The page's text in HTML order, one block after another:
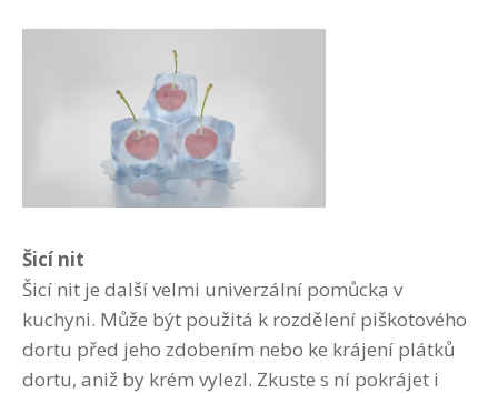
Šicí nit
Šicí nit je další velmi univerzální pomůcka v
kuchyni. Může být použitá k rozdělení piškotového
dortu před jeho zdobením nebo ke krájení plátků
dortu, aniž by krém vylezl. Zkuste s ní pokrájet i